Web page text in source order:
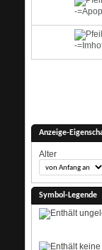
-
-
Anzeige-
Alter
Symbol-Legende